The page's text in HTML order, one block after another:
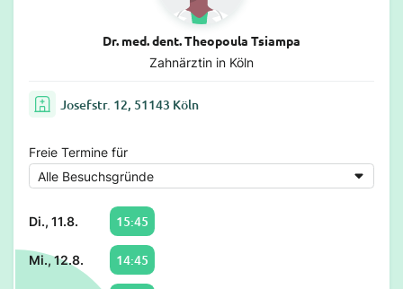
Dr. med. dent. Theopoula Tsiampa
Zahnärztin in Köln
Josefstr. 12, 51143 Köln
Freie Termine für
Di., 11.8. 15:45
Mi., 12.8. 14:45